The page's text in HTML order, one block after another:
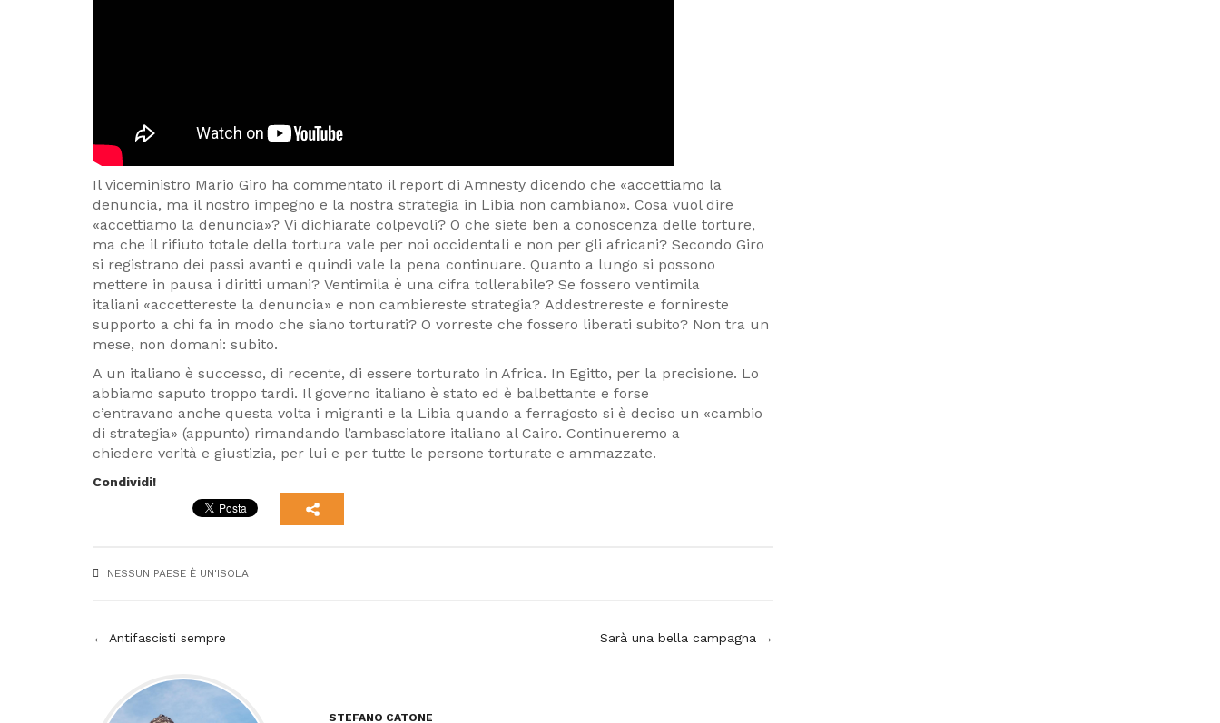
Il viceministro Mario Giro ha commentato il report di Amnesty dicendo che «accettiamo la
denuncia, ma il nostro impegno e la nostra strategia in Libia non cambiano». Cosa vuol dire
«accettiamo la denuncia»? Vi dichiarate colpevoli? O che siete ben a conoscenza delle torture,
ma che il rifiuto totale della tortura vale per noi occidentali e non per gli africani? Secondo Giro
si registrano dei passi avanti e quindi vale la pena continuare. Quanto a lungo si possono
mettere in pausa i diritti umani? Ventimila è una cifra tollerabile? Se fossero ventimila
italiani «accettereste la denuncia» e non cambiereste strategia? ‌Addestrereste e fornireste
supporto a chi fa in modo che siano torturati? O vorreste che fossero liberati subito? Non tra un
mese, non domani: subito.
A un italiano è successo, di recente, di essere torturato in Africa. In Egitto, per la precisione. Lo
abbiamo saputo troppo tardi. Il governo italiano è stato ed è balbettante e forse
c’entravano anche questa volta i migranti e la Libia quando a ferragosto si è deciso un «cambio
di strategia» (appunto) rimandando l’ambasciatore italiano al Cairo. Continueremo a
chiedere verità e giustizia, per lui e per tutte le persone torturate e ammazzate.
Condividi!
NESSUN PAESE È UN'ISOLA
Navigazione
articoli
← Antifascisti sempre Sarà una bella campagna →
STEFANO CATONE